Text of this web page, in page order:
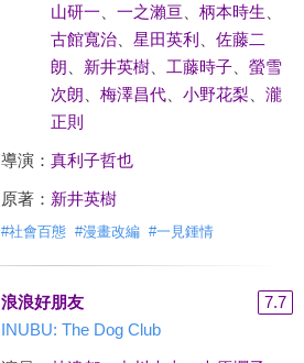
山研一
一之瀨亘 柄本時生
古館寬治、 星田英利
佐藤二
朗
新井英樹、 工藤時子、 螢雪
次朗
梅澤昌代、 小野花梨
瀧
正則
導演： 真利子哲也
原著： 新井英樹
#社會百態 #漫畫改編 #一見鍾情
浪浪好朋友
7.7
INUBU: The Dog Club